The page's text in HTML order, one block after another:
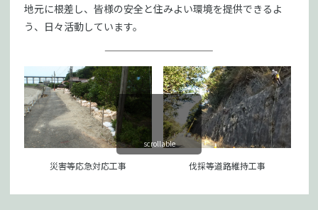
地元に根差し、皆様の安全と住みよい環境を提供できるよ
う、日々活動しています。
災害等応急対応工事 伐採等道路維持工事
scrollable